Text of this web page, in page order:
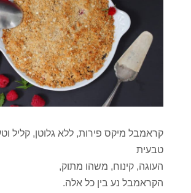
קראמבל מיקס פירות, ללא גלוטן, קליל
טבעית
העוגה, קינוח, משהו מתוק,
הקראמבל נע בין כל אלה.